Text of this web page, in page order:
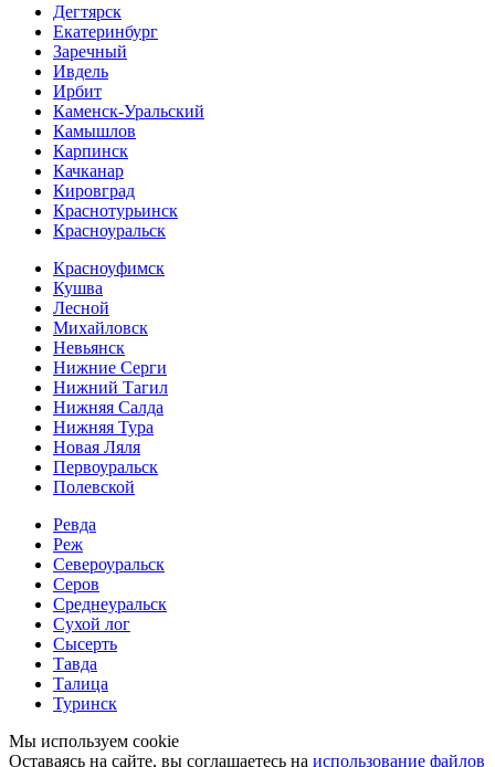
Дегтярск
Екатеринбург
Заречный
Ивдель
Ирбит
Каменск-Уральский
Камышлов
Карпинск
Качканар
Кировград
Краснотурьинск
Красноуральск
Красноуфимск
Кушва
Лесной
Михайловск
Невьянск
Нижние Серги
Нижний Тагил
Нижняя Салда
Нижняя Тура
Новая Ляля
Первоуральск
Полевской
Ревда
Реж
Североуральск
Серов
Среднеуральск
Сухой лог
Сысерть
Тавда
Талица
Туринск
Мы используем cookie
Оставаясь на сайте, вы соглашаетесь на использование файлов